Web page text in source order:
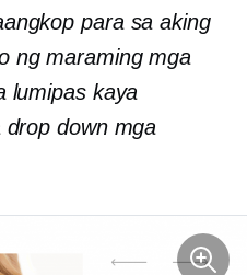
para sa aking
ng maraming mga
lumipas kaya
drop downmga